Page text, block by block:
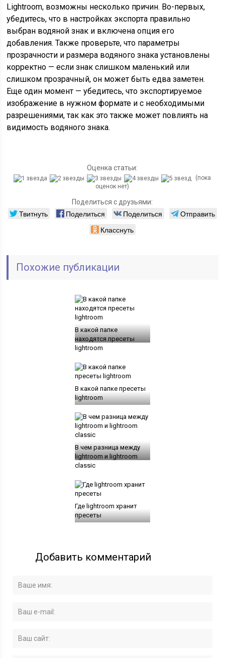
Lightroom, возможны несколько причин. Во-первых,
убедитесь, что в настройках экспорта правильно
выбран водяной знак и включена опция его
добавления. Также проверьте, что параметры
прозрачности и размера водяного знака установлены
корректно — если знак слишком маленький или
слишком прозрачный, он может быть едва заметен.
Еще один момент — убедитесь, что экспортируемое
изображение в нужном формате и с необходимыми
разрешениями, так как это также может повлиять на
видимость водяного знака.
Оценка статьи:
(пока
оценок нет)
Поделиться с друзьями:
Твитнуть Поделиться Поделиться
Отправить
Класснуть
Похожие публикации
В какой папке
находятся пресеты
lightroom
В какой папке пресеты
lightroom
В чем разница между
lightroom и lightroom
classic
Где lightroom хранит
пресеты
Добавить комментарий